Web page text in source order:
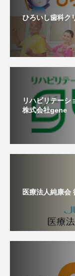
ひろいし歯科ク
リハビリテーシ
株式会社gene
医療法人純康会